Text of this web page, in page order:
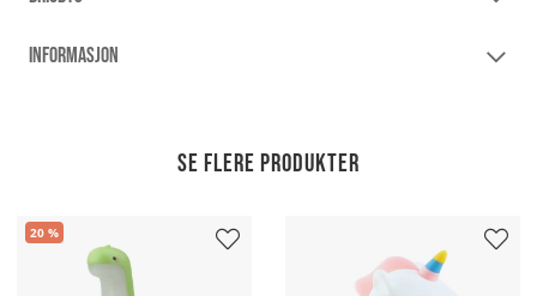
INFORMASJON
Se flere produkter
20